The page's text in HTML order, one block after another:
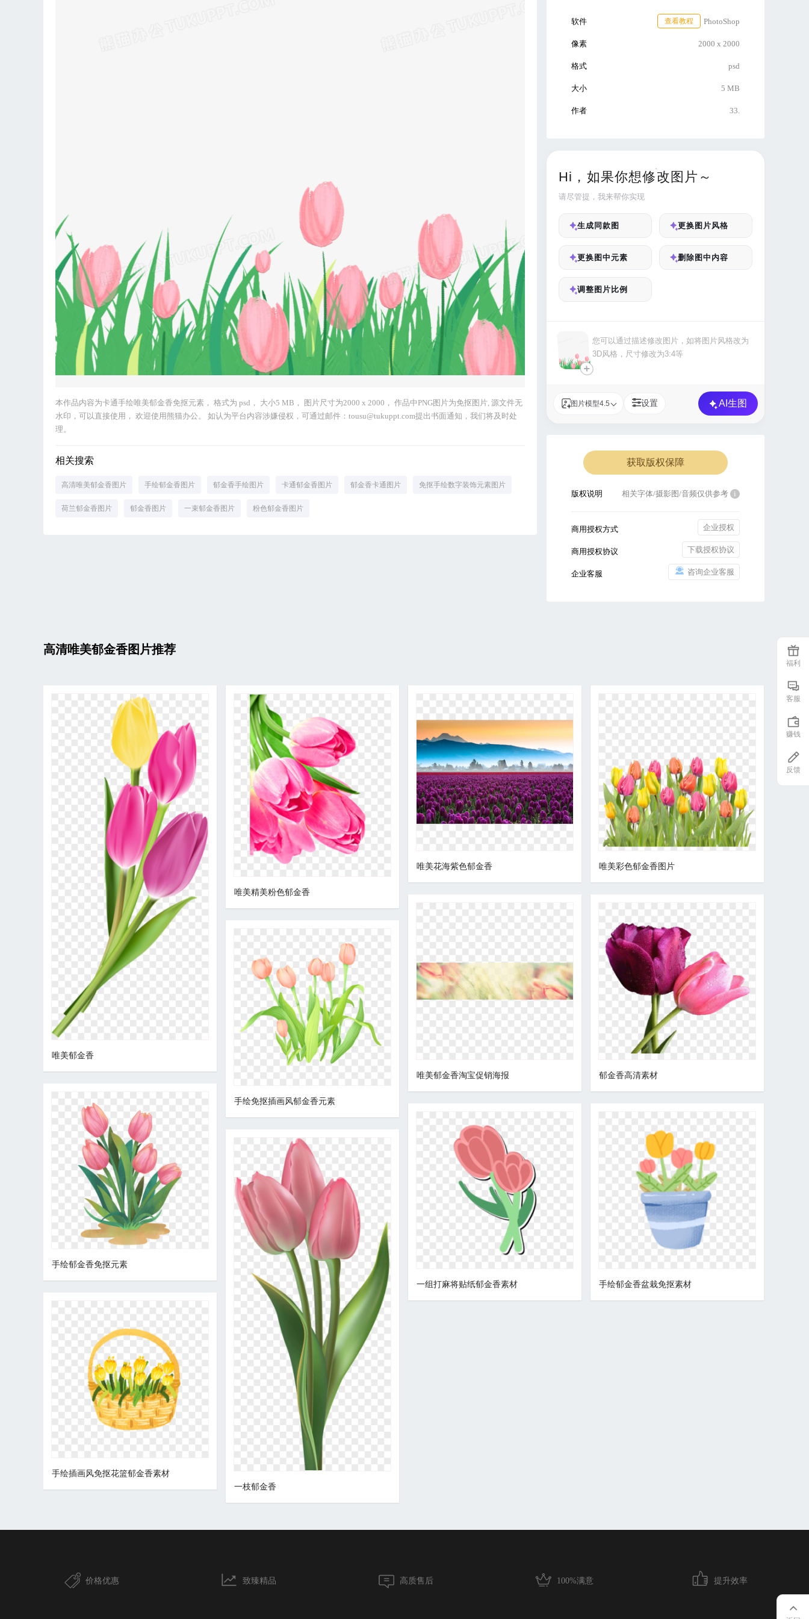
本作品内容为卡通手绘唯美郁金香免抠元素， 格式为 psd， 大小5 MB， 图片尺寸为2000 x 2000， 作品中PNG图片为免抠图片, 源文件无
水印，可以直接使用， 欢迎使用熊猫办公。 如认为平台内容涉嫌侵权，可通过邮件：tousu@tukuppt.com提出书面通知，我们将及时处
理。
相关搜索
高清唯美郁金香图片 手绘郁金香图片 郁金香手绘图片 卡通郁金香图片 郁金香卡通图片 免抠手绘数字装饰元素图片
荷兰郁金香图片 郁金香图片 一束郁金香图片 粉色郁金香图片
软件 PhotoShop
查看教程
像素 2000 x 2000
格式 psd
大小 5 MB
作者 33.
Hi，如果你想修改图片～
请尽管提，我来帮你实现
生成同款图 更换图片风格
更换图中元素 删除图中内容
调整图片比例
+
图片模型4.5 设置 AI生图
获取版权保障
版权说明 相关字体/摄影图/音频仅供参考 i
商用授权方式 企业授权
商用授权协议 下载授权协议
企业客服 咨询企业客服
高清唯美郁金香图片推荐
唯美郁金香
唯美精美粉色郁金香
唯美花海紫色郁金香 唯美彩色郁金香图片
唯美郁金香淘宝促销海报 郁金香高清素材
手绘免抠插画风郁金香元素
手绘郁金香免抠元素
一组打麻将贴纸郁金香素材 手绘郁金香盆栽免抠素材
一枝郁金香
手绘插画风免抠花篮郁金香素材
价格优惠 致臻精品 高质售后 100%满意 提升效率
福利
客服
赚钱
反馈